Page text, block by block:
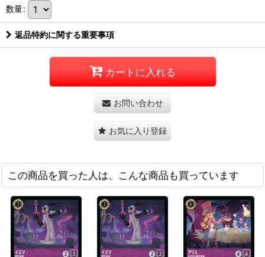
数量:
返品特約に関する重要事項
カートに入れる
お問い合わせ
お気に入り登録
この商品を買った人は、こんな商品も買っています